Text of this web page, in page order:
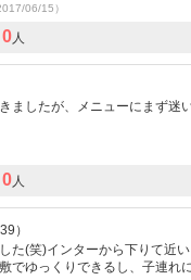
06/15）
0人
ましたが、メニューにまず迷
0人
）
た(笑)インターから下りて近
でゆっくりできるし、子連れ